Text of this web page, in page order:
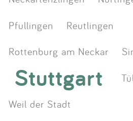
Pfullingen
Reutlingen
Rottenburg am Neckar
Stuttgart
Weil der Stadt